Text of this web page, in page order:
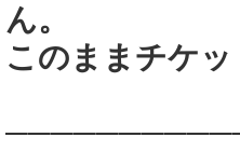
ん。
このままチケ